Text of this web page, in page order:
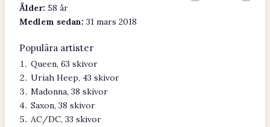
Ålder: 58 år
Medlem sedan: 31 mars 2018
Populära artister
Queen, 63 skivor
Uriah Heep, 43 skivor
Madonna, 38 skivor
Saxon, 38 skivor
AC/DC, 33 skivor